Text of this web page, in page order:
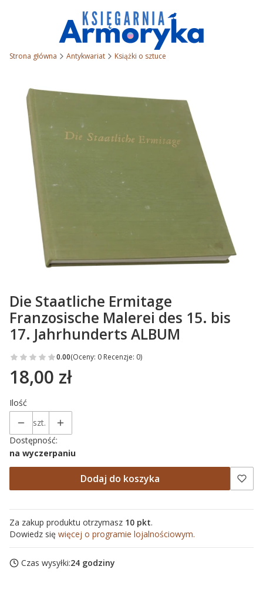
Strona główna Antykwariat Książki o sztuce
Die Staatliche Ermitage
Franzosische Malerei des 15. bis
17. Jahrhunderts ALBUM
0.00(Oceny: 0 Recenzje: 0)
Cena
18,00 zł
Ilość
szt.
Dostępność:
na wyczerpaniu
Dodaj do koszyka
Za zakup produktu otrzymasz 10 pkt.
Dowiedz się więcej o programie lojalnościowym.
Czas wysyłki:24 godziny